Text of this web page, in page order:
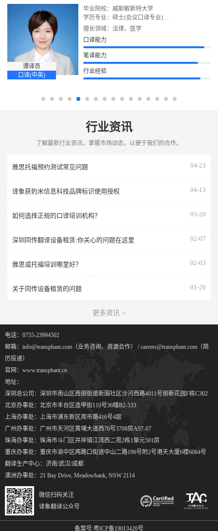
谭译员
口译(中英)
毕业院校：威斯敏斯特大学
学历专业：硕士(会议口译专业)
语言证书：雅思、CATTI二级笔译
擅长领域：法律、医学
口译能力
笔译能力
行业经验
行业资讯
了解最新行业资讯，掌握市场动态，以便于我们的合作。
雅思托福预约测试常见问题 04-23
译象获豹米信息科技品牌标识使用授权 04-13
如何选择正规的口译培训机构？ 03-20
深圳同传翻译设备租赁:你关心的问题在这里 02-07
雅思或托福培训哪里好？ 02-03
关于同传设备租赁的问题 01-20
更多资讯 >
电话：0755-23994502
邮箱：info@transphant.com（业务咨询、资源合作） / careers@transphant.com（简
历投递）
官网：www.transphant.cn
地址：
深圳总公司：深圳市南山区西丽街道新围社区沙河西路4011号丽新花园F栋C302
北京办事处：北京市丰台区造甲街110号36幢B2-533
上海办事处：上海市浦东新区周市路416号4层
广州办事处：广州市天河区黄埔大道西76号3708房A97-07
珠海办事处：珠海市斗门区井岸镇江湾西二苑2栋1单元501房
重庆办事处：重庆市渝中区两路口街道中山二路196号附2号港天大厦6楼6064号
翻译生产中心：济南/武汉/成都
澳洲办事处：21 Bay Drive, Meadowbank, NSW 2114
微信扫码关注
译象翻译公众号
备案号:粤ICP备19013420号